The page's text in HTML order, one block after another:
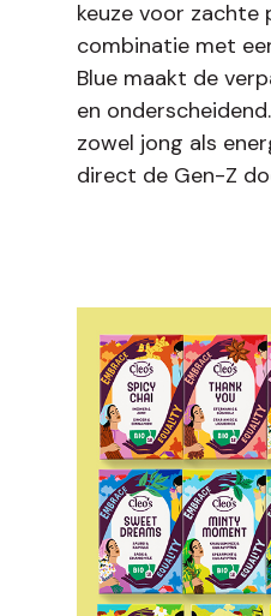
keuze voor zachte
combinatie met
Blue maakt de
en
zowel jong als
direct de Gen-Z